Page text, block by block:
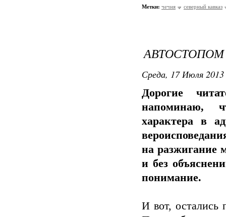
Метки: чечня северный кавказ
АВТОСТОПОМ
Среда, 17 Июля
Дорогие
напоминаю,
характера в
на разжигание
и без
понимание.
И вот, остались